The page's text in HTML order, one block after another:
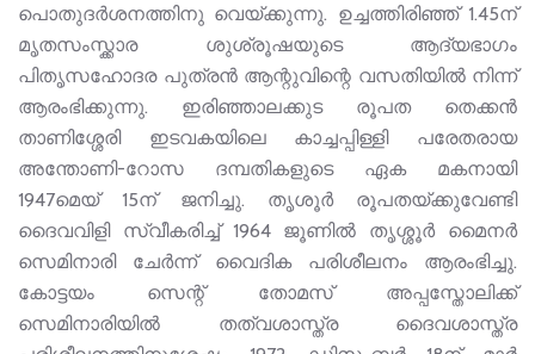
പൊതുദർശനത്തിനു വെയ്ക്കുന്നു. ഉച്ചത്തിരിഞ്ഞ് 1.45ന്
മൃതസംസ്ക്കാര ശുശ്രൂഷയുടെ ആദ്യഭാ​ഗം
പിതൃസഹോദര പുത്രൻ ആന്റുവിന്റെ വസതിയിൽ നിന്ന്
ആരംഭിക്കുന്നു. ഇരിഞ്ഞാലക്കുട രൂപത തെക്കൻ
താണിശ്ശേരി ഇടവകയിലെ കാച്ചപ്പിള്ളി പരേതരായ
അന്തോണി-റോസ ദമ്പതികളുടെ ഏക മകനായി
1947മെയ് 15ന് ജനിച്ചു. തൃശൂർ രൂപതയ്ക്കുവേണ്ടി
ദൈവവിളി സ്വീകരിച്ച് 1964 ജൂണിൽ തൃശ്ശൂർ മൈനർ
സെമിനാരി ചേർന്ന് വൈദിക പരിശീലനം ആരംഭിച്ചു.
കോട്ടയം സെന്റ് തോമസ് അപ്പസ്തോലിക്ക്
സെമിനാരിയിൽ തത്വശാസ്ത്ര ദൈവശാസ്ത്ര